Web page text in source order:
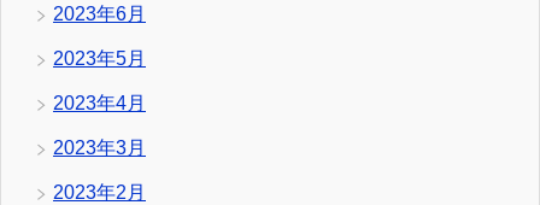
2023年6月
2023年5月
2023年4月
2023年3月
2023年2月